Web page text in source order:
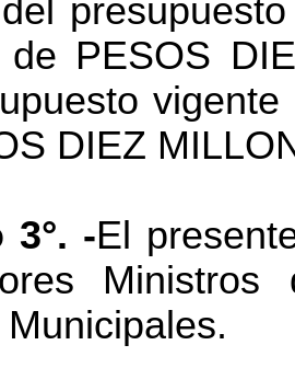
de PESOS
DIEZ
3°. -El